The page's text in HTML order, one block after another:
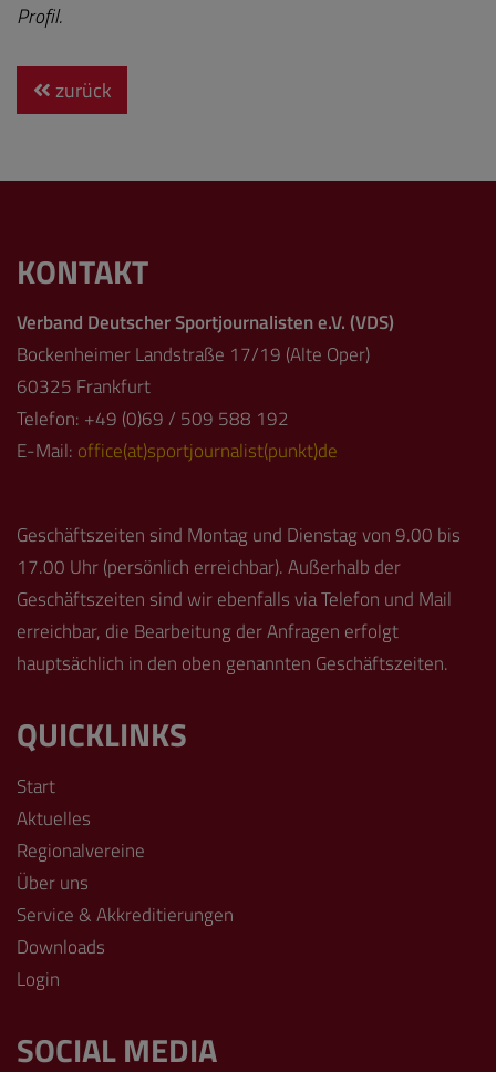
Profil.
zurück
KONTAKT
Verband Deutscher Sportjournalisten e.V. (VDS)
Bockenheimer Landstraße 17/19 (Alte Oper)
60325 Frankfurt
Telefon: +49 (0)69 / 509 588 192
E-Mail: office(at)sportjournalist(punkt)de
Geschäftszeiten sind Montag und Dienstag von 9.00 bis
17.00 Uhr (persönlich erreichbar). Außerhalb der
Geschäftszeiten sind wir ebenfalls via Telefon und Mail
erreichbar, die Bearbeitung der Anfragen erfolgt
hauptsächlich in den oben genannten Geschäftszeiten.
QUICKLINKS
Start
Aktuelles
Regionalvereine
Über uns
Service & Akkreditierungen
Downloads
Login
SOCIAL MEDIA